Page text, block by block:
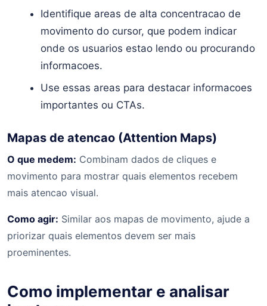
Identifique areas de alta concentracao de
movimento do cursor, que podem indicar
onde os usuarios estao lendo ou procurando
informacoes.
Use essas areas para destacar informacoes
importantes ou CTAs.
Mapas de atencao (Attention Maps)
O que medem: Combinam dados de cliques e
movimento para mostrar quais elementos recebem
mais atencao visual.
Como agir: Similar aos mapas de movimento, ajude a
priorizar quais elementos devem ser mais
proeminentes.
Como implementar e analisar